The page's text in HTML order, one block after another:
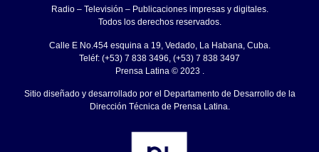
Radio – Televisión – Publicaciones impresas y digitales.
Todos los derechos reservados.
Calle E No.454 esquina a 19, Vedado, La Habana, Cuba.
Teléf: (+53) 7 838 3496, (+53) 7 838 3497
Prensa Latina © 2023 .
Sitio diseñado y desarrollado por el Departamento de Desarrollo de la
Dirección Técnica de Prensa Latina.